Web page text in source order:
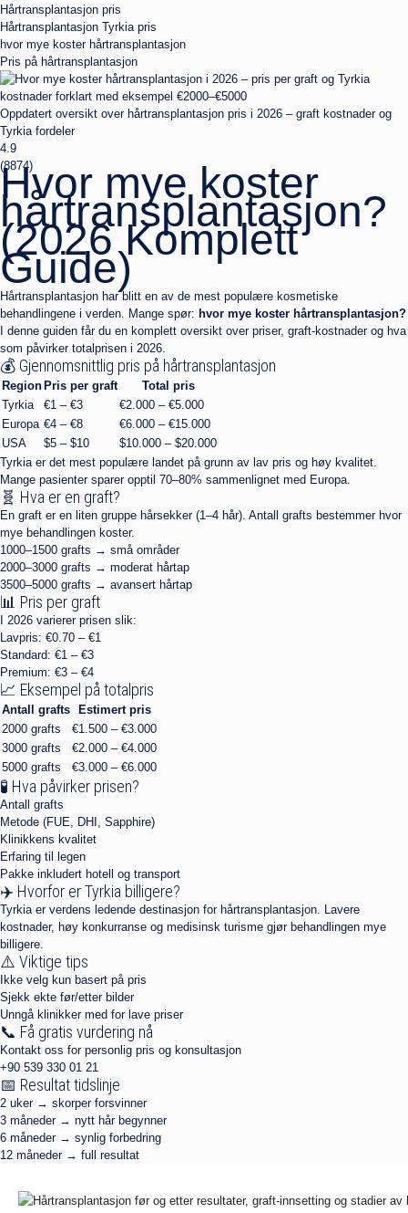
Hårtransplantasjon pris
Hårtransplantasjon Tyrkia pris
hvor mye koster hårtransplantasjon
Pris på hårtransplantasjon
Oppdatert oversikt over hårtransplantasjon pris i 2026 – graft kostnader og
Tyrkia fordeler
4.9
(8874)
Hvor mye koster
hårtransplantasjon?
(2026 Komplett
Guide)
Hårtransplantasjon har blitt en av de mest populære kosmetiske
behandlingene i verden. Mange spør: hvor mye koster hårtransplantasjon?
I denne guiden får du en komplett oversikt over priser, graft-kostnader og hva
som påvirker totalprisen i 2026.
💰 Gjennomsnittlig pris på hårtransplantasjon
Region Pris per graft
Total pris
Tyrkia
€1 – €3
€2.000 – €5.000
Europa €4 – €8
€6.000 – €15.000
USA
$5 – $10
$10.000 – $20.000
Tyrkia er det mest populære landet på grunn av lav pris og høy kvalitet.
Mange pasienter sparer opptil 70–80% sammenlignet med Europa.
🧬 Hva er en graft?
En graft er en liten gruppe hårsekker (1–4 hår). Antall grafts bestemmer hvor
mye behandlingen koster.
1000–1500 grafts → små områder
2000–3000 grafts → moderat hårtap
3500–5000 grafts → avansert hårtap
📊 Pris per graft
I 2026 varierer prisen slik:
Lavpris: €0.70 – €1
Standard: €1 – €3
Premium: €3 – €4
📈 Eksempel på totalpris
Antall grafts
Estimert pris
2000 grafts
€1.500 – €3.000
3000 grafts
€2.000 – €4.000
5000 grafts
€3.000 – €6.000
🧪 Hva påvirker prisen?
Antall grafts
Metode (FUE, DHI, Sapphire)
Klinikkens kvalitet
Erfaring til legen
Pakke inkludert hotell og transport
✈️ Hvorfor er Tyrkia billigere?
Tyrkia er verdens ledende destinasjon for hårtransplantasjon. Lavere
kostnader, høy konkurranse og medisinsk turisme gjør behandlingen mye
billigere.
⚠️ Viktige tips
Ikke velg kun basert på pris
Sjekk ekte før/etter bilder
Unngå klinikker med for lave priser
📞 Få gratis vurdering nå
Kontakt oss for personlig pris og konsultasjon
+90 539 330 01 21
📅 Resultat tidslinje
2 uker → skorper forsvinner
3 måneder → nytt hår begynner
6 måneder → synlig forbedring
12 måneder → full resultat